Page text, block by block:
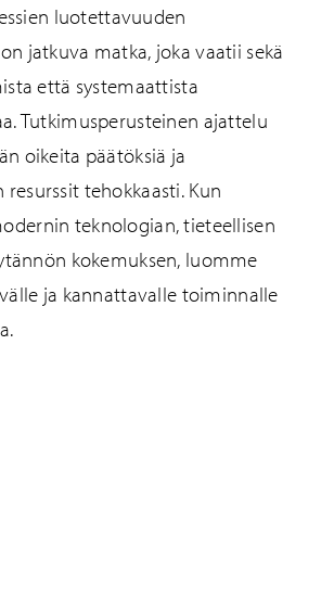
luotettavuuden
jatkuva matka, joka vaatii sekä
että systemaattista
Tutkimusperusteinen ajattelu
oikeita päätöksiä ja
tehokkaasti. Kun
teknologian, tieteellisen
kokemuksen, luomme
ja kannattavalle toiminnalle